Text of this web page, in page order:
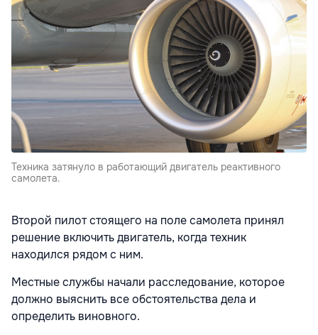
Техника затянуло в работающий двигатель реактивного
самолета.
Второй пилот стоящего на поле самолета принял
решение включить двигатель, когда техник
находился рядом с ним.
Местные службы начали расследование, которое
должно выяснить все обстоятельства дела и
определить виновного.